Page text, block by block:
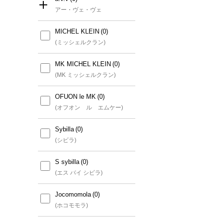
アー・ヴェ・ヴェ
すべて
a.v.v
(アー・ヴェ・ヴェ)
a.v.v MEN
(アー・ヴェ・ヴェ メン)
a.v.v KIDS
(アー・ヴェ・ヴェ キッズ)
a.v.v Elmi
(アー・ヴェ・ヴェ エルミ)
MICHEL KLEIN
(ミッシェルクラン)
MK MICHEL KLEIN
(MK ミッシェルクラン)
OFUON le MK
(オフオン ル エムケー)
Sybilla
(シビラ)
S sybilla
(エス バイ シビラ)
Jocomomola
(ホコモモラ)